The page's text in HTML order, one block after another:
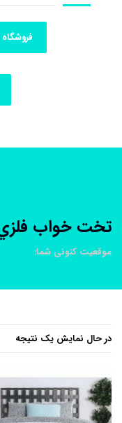
تخت خواب
موقعیت کنونی شما:
در حال نمایش یک نتیجه